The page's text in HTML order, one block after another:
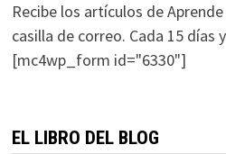
Recibe los artículos de
casilla de correo. Cada 15 días
[mc4wp_form id="6330"]
EL LIBRO DEL BLOG